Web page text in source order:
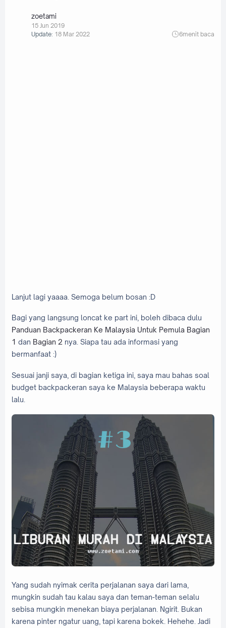
zoetami
15 Jun 2019
Update: 18 Mar 2022 6menit baca
Lanjut lagi yaaaa. Semoga belum bosan :D
Bagi yang langsung loncat ke part ini, boleh dibaca dulu
Panduan Backpackeran Ke Malaysia Untuk Pemula Bagian
1 dan Bagian 2 nya. Siapa tau ada informasi yang
bermanfaat :)
Sesuai janji saya, di bagian ketiga ini, saya mau bahas soal
budget backpackeran saya ke Malaysia beberapa waktu
lalu.
Yang sudah nyimak cerita perjalanan saya dari lama,
mungkin sudah tau kalau saya dan teman-teman selalu
sebisa mungkin menekan biaya perjalanan. Ngirit. Bukan
karena pinter ngatur uang, tapi karena bokek. Hehehe. Jadi